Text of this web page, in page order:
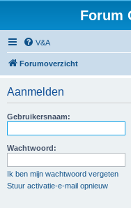
Forum
V&A
Forumoverzicht
Aanmelden
Gebruikersnaam:
Wachtwoord:
Ik ben mijn wachtwoord vergeten
Stuur activatie-e-mail opnieuw